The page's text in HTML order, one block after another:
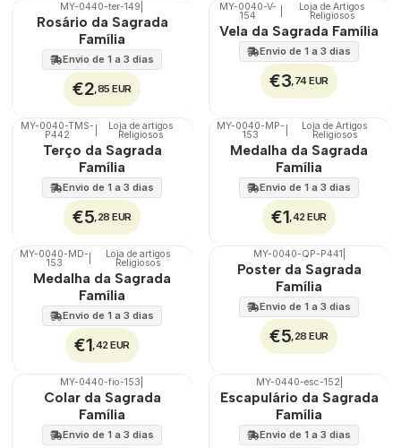
🇵🇹 100%
MY-0440-ter-149
Rosário da Sagrada
Família
Envio de 1 a 3 dias
€2,85 EUR
🇵🇹 100%
MY-0040-V-
154
Loja de Artigos
Religiosos
Vela da Sagrada Família
Envio de 1 a 3 dias
€3,74 EUR
100%
MY-0040-TMS-
P442
Loja de artigos
Religiosos
Terço da Sagrada
Família
Envio de 1 a 3 dias
€5,28 EUR
100%
MY-0040-MP-
153
Loja de Artigos
Religiosos
Medalha da Sagrada
Família
Envio de 1 a 3 dias
€1,42 EUR
100%
TOP
MY-0040-MD-
153
Loja de artigos
Religiosos
Medalha da Sagrada
Família
Envio de 1 a 3 dias
€1,42 EUR
🇵🇹
MY-0040-QP-P441
Poster da Sagrada
Família
Envio de 1 a 3 dias
€5,28 EUR
MY-0440-fio-153
Colar da Sagrada
Família
Envio de 1 a 3 dias
🇵🇹
MY-0440-esc-152
Escapulário da Sagrada
Família
Envio de 1 a 3 dias